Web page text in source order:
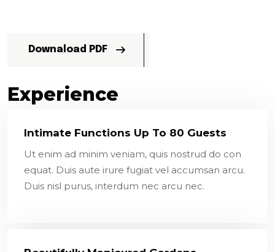
Downaload PDF
Experience
Intimate Functions Up To 80 Guests
Ut enim ad minim veniam, quis nostrud do con
equat. Duis aute irure fugiat vel accumsan arcu.
Duis nisl purus, interdum nec arcu nec.